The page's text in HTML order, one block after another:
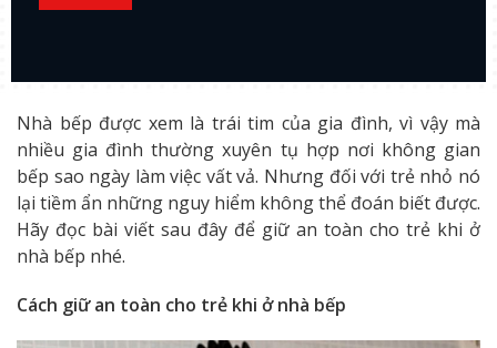
Nhà bếp được xem là trái tim của gia đình, vì vậy mà
nhiều gia đình thường xuyên tụ hợp nơi không gian
bếp sao ngày làm việc vất vả. Nhưng đối với trẻ nhỏ nó
lại tiềm ẩn những nguy hiểm không thể đoán biết được.
Hãy đọc bài viết sau đây để giữ an toàn cho trẻ khi ở
nhà bếp nhé.
Cách giữ an toàn cho trẻ khi ở nhà bếp